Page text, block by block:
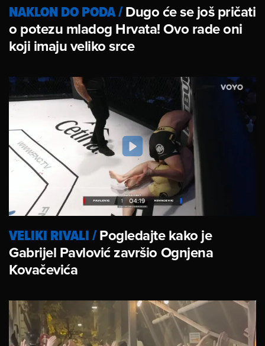
NAKLON DO PODA/Dugo će se još pričati
o potezu mladog Hrvata! Ovo rade oni
koji imaju veliko srce
VELIKI RIVALI/Pogledajte kako je
Gabrijel Pavlović završio Ognjena
Kovačevića